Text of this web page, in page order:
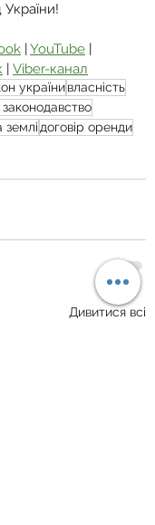
| YouTube |
| Viber-канал
українивласність
землі договір оренди
Дивитися всі